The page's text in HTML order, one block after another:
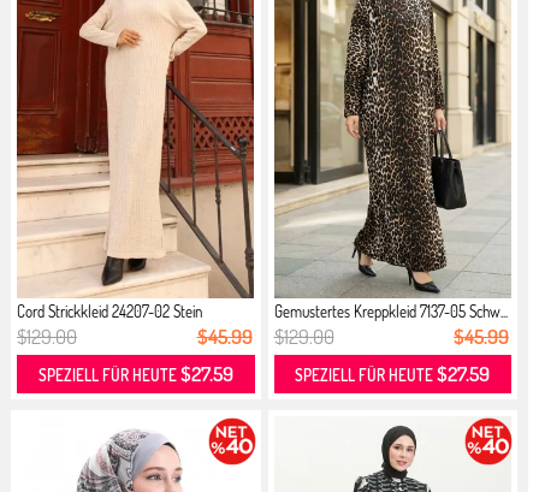
Cord Strickkleid 24207-02 Stein
$129.00 $45.99
SPEZIELL FÜR HEUTE$27.59
Gemustertes Kreppkleid 7137-05 Schw...
$129.00 $45.99
SPEZIELL FÜR HEUTE$27.59